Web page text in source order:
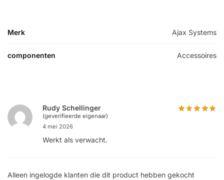
Merk Ajax Systems
componenten Accessoires
Rudy Schellinger
(geverifieerde eigenaar)
4 mei 2026
Werkt als verwacht.
Alleen ingelogde klanten die dit product hebben gekocht